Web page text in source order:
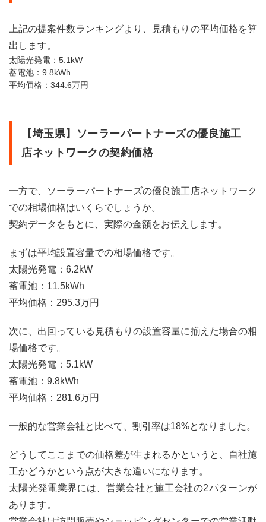
上記の提案件数ランキングより、見積もりの平均価格を算
出します。
太陽光発電：5.1kW
蓄電池：9.8kWh
平均価格：344.6万円
【埼玉県】ソーラーパートナーズの優良施工
店ネットワークの契約価格
一方で、ソーラーパートナーズの優良施工店ネットワーク
での相場価格はいくらでしょうか。
契約データをもとに、実際の金額をお伝えします。
まずは平均設置容量での相場価格です。
太陽光発電：6.2kW
蓄電池：11.5kWh
平均価格：295.3万円
次に、出回っている見積もりの設置容量に揃えた場合の相
場価格です。
太陽光発電：5.1kW
蓄電池：9.8kWh
平均価格：281.6万円
一般的な営業会社と比べて、割引率は18%となりました。
どうしてここまでの価格差が生まれるかというと、自社施
工かどうかという点が大きな違いになります。
太陽光発電業界には、営業会社と施工会社の2パターンが
あります。